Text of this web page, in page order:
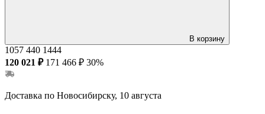
В корзину
1057 440 1444
120 021 ₽ 171 466 ₽ 30%
Доставка по Новосибирску, 10 августа